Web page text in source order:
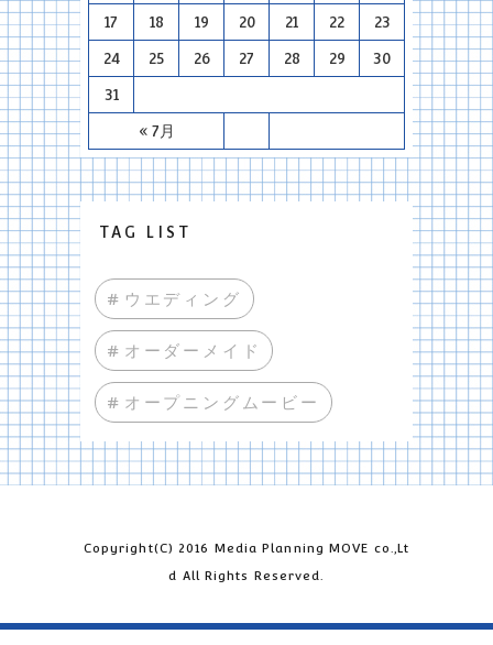
« 7月
17 18 19 20 21 22 23
24 25 26 27 28 29 30
31
TAG LIST
#ウエディング
#オーダーメイド
#オープニングムービー
Copyright(C) 2016 Media Planning MOVE co.,Lt
d All Rights Reserved.